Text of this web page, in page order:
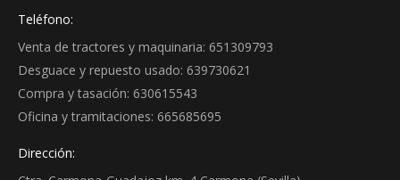
Teléfono:
Venta de tractores y maquinaria: 651309793
Desguace y repuesto usado: 639730621
Compra y tasación: 630615543
Oficina y tramitaciones: 665685695
Dirección: